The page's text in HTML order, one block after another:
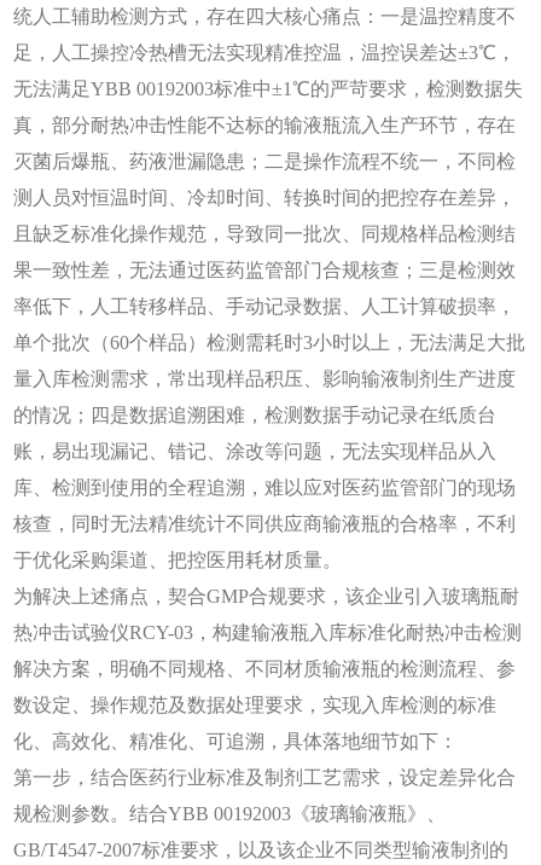
统人工辅助检测方式，存在四大核心痛点：一是温控精度不
足，人工操控冷热槽无法实现精准控温，温控误差达±3℃，
无法满足YBB 00192003标准中±1℃的严苛要求，检测数据失
真，部分耐热冲击性能不达标的输液瓶流入生产环节，存在
灭菌后爆瓶、药液泄漏隐患；二是操作流程不统一，不同检
测人员对恒温时间、冷却时间、转换时间的把控存在差异，
且缺乏标准化操作规范，导致同一批次、同规格样品检测结
果一致性差，无法通过医药监管部门合规核查；三是检测效
率低下，人工转移样品、手动记录数据、人工计算破损率，
单个批次（60个样品）检测需耗时3小时以上，无法满足大批
量入库检测需求，常出现样品积压、影响输液制剂生产进度
的情况；四是数据追溯困难，检测数据手动记录在纸质台
账，易出现漏记、错记、涂改等问题，无法实现样品从入
库、检测到使用的全程追溯，难以应对医药监管部门的现场
核查，同时无法精准统计不同供应商输液瓶的合格率，不利
于优化采购渠道、把控医用耗材质量。
为解决上述痛点，契合GMP合规要求，该企业引入玻璃瓶耐
热冲击试验仪RCY-03，构建输液瓶入库标准化耐热冲击检测
解决方案，明确不同规格、不同材质输液瓶的检测流程、参
数设定、操作规范及数据处理要求，实现入库检测的标准
化、高效化、精准化、可追溯，具体落地细节如下：
第一步，结合医药行业标准及制剂工艺需求，设定差异化合
规检测参数。结合YBB 00192003《玻璃输液瓶》、
GB/T4547-2007标准要求，以及该企业不同类型输液制剂的